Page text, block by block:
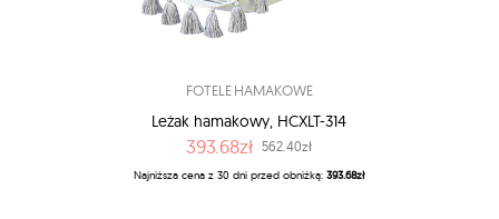
FOTELE HAMAKOWE
Leżak hamakowy, HCXLT-314
393.68zł 562.40zł
Najniższa cena z 30 dni przed obniżką: 393.68zł